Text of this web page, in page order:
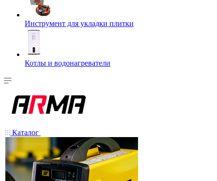
Инструмент для укладки плитки
Котлы и водонагреватели
Каталог